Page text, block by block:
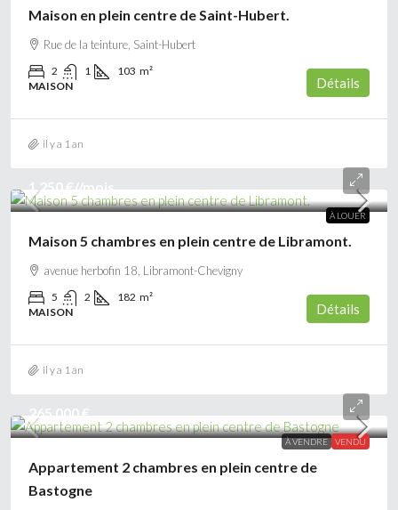
Maison en plein centre de Saint-Hubert.
Rue de la teinture, Saint-Hubert
2 1 103 m²
MAISON
Détails
il y a 1 an
À LOUER
1 250 €//mois
Maison 5 chambres en plein centre de Libramont.
avenue herbofin 18, Libramont-Chevigny
5 2 182 m²
MAISON
Détails
il y a 1 an
À VENDRE VENDU
265 000 €
Appartement 2 chambres en plein centre de
Bastogne